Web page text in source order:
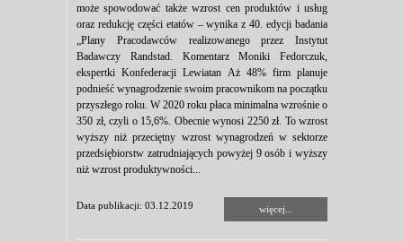
może spowodować także wzrost cen produktów i usług
oraz redukcję części etatów – wynika z 40. edycji badania
„Plany Pracodawców realizowanego przez Instytut
Badawczy Randstad. Komentarz Moniki Fedorczuk,
ekspertki Konfederacji Lewiatan Aż 48% firm planuje
podnieść wynagrodzenie swoim pracownikom na początku
przyszłego roku. W 2020 roku płaca minimalna wzrośnie o
350 zł, czyli o 15,6%. Obecnie wynosi 2250 zł. To wzrost
wyższy niż przeciętny wzrost wynagrodzeń w sektorze
przedsiębiorstw zatrudniających powyżej 9 osób i wyższy
niż wzrost produktywności...
Data publikacji: 03.12.2019 więcej...